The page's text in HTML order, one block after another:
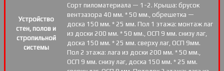
Устройство
стен, полов и
стропильной
системы
Сорт пиломатериала — 1-2. Крыша: брусок
вентзазора 40 мм. * 50 мм., обрешетка —
доска 150 мм. * 25 мм. Пол 1 этажа: монтаж лаг
из доски 200 мм. * 50 мм., ОСП 9 мм. снизу лаг,
доска 150 мм. * 25 мм. сверху лаг, ОСП 9мм.
Пол 2 этажа: лага из доски 200 мм. * 50 мм.,
ОСП 9 мм. снизу лаг, доска 150 мм. * 25 мм.